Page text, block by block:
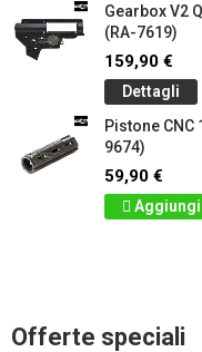
Gearbox V2
(RA-7619)
159,90 €
Dettagli
Pistone CNC
9674)
59,90 €
Aggiungi
Offerte speciali